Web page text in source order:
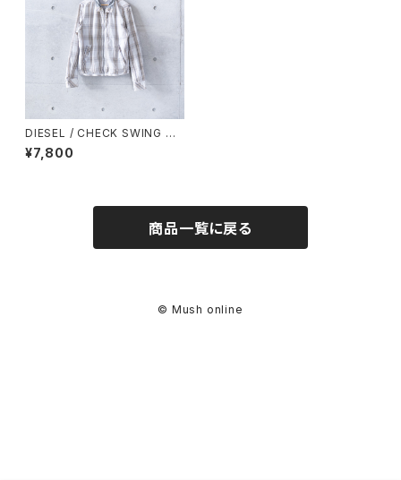
DIESEL / CHECK SWING TO
P JACKET (used)
¥7,800
商品一覧に戻る
© Mush online